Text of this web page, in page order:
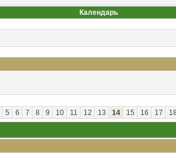
Календарь
5 6 7 8 9 10 11 12 13 14 15 16 17 18